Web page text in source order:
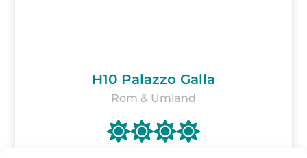
H10 Palazzo Galla
Rom & Umland